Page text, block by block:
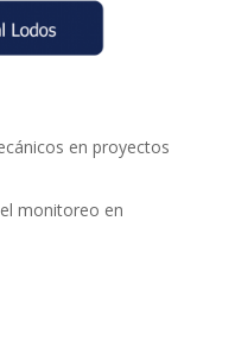
en proyectos
monitoreo en